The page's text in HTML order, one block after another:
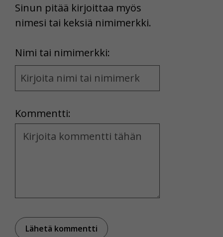
Sinun pitää kirjoittaa myös
nimesi tai keksiä nimimerkki.
Nimi tai nimimerkki:
Name
and
Kommentti:
Kommentti